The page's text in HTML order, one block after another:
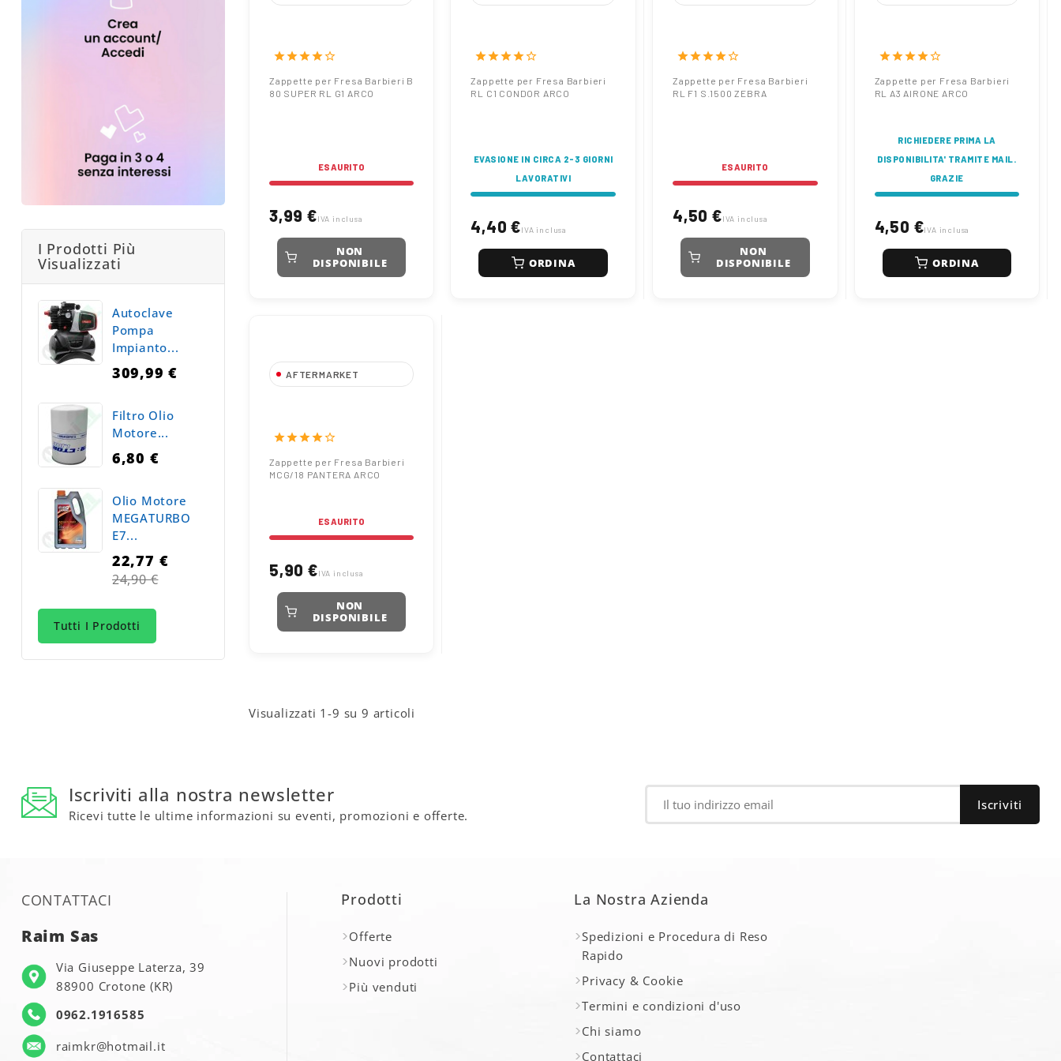
I Prodotti Più
Visualizzati
Autoclave
Pompa
Impianto...
309,99 €
Filtro Olio
Motore...
6,80 €
Olio Motore
MEGATURBO
E7...
22,77 €
Prezzo
24,90 €
Tutti I Prodotti
G1 ARCO
starstarstarstarstar_border
Zappette per Fresa Barbieri B
80 SUPER RL G1 ARCO
ESAURITO
3,99 €IVA inclusa
NON
DISPONIBILE
CONDOR ARCO
starstarstarstarstar_border
Zappette per Fresa Barbieri
RL C1 CONDOR ARCO
EVASIONE IN CIRCA 2-3 GIORNI
LAVORATIVI
4,40 €IVA inclusa
ORDINA
ZEBRA
starstarstarstarstar_border
Zappette per Fresa Barbieri
RL F1 S.1500 ZEBRA
ESAURITO
4,50 €IVA inclusa
NON
DISPONIBILE
ARCO
starstarstarstarstar_border
Zappette per Fresa Barbieri
RL A3 AIRONE ARCO
RICHIEDERE PRIMA LA
DISPONIBILITA' TRAMITE MAIL.
GRAZIE
4,50 €IVA inclusa
ORDINA
AFTERMARKET
PANTERA ARCO
starstarstarstarstar_border
Zappette per Fresa Barbieri
MCG/18 PANTERA ARCO
ESAURITO
5,90 €IVA inclusa
NON
DISPONIBILE
Visualizzati 1-9 su 9 articoli
Iscriviti alla nostra newsletter
Ricevi tutte le ultime informazioni su eventi, promozioni e offerte.
CONTATTACI
Raim Sas
Via Giuseppe Laterza, 39
88900 Crotone (KR)
0962.1916585
raimkr@hotmail.it
Prodotti
Offerte
Nuovi prodotti
Più venduti
La Nostra Azienda
Spedizioni e Procedura di Reso
Rapido
Privacy & Cookie
Termini e condizioni d'uso
Chi siamo
Contattaci